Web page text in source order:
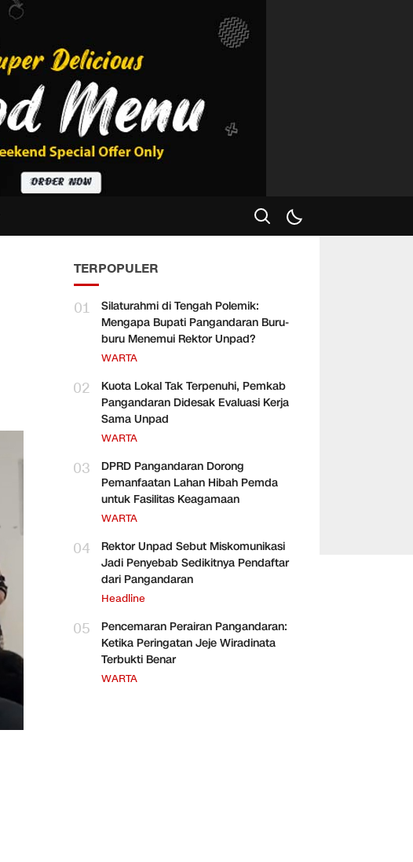
TERPOPULER
01
Silaturahmi di Tengah Polemik:
Mengapa Bupati Pangandaran Buru-
buru Menemui Rektor Unpad?
WARTA
02
Kuota Lokal Tak Terpenuhi, Pemkab
Pangandaran Didesak Evaluasi Kerja
Sama Unpad
WARTA
03
DPRD Pangandaran Dorong
Pemanfaatan Lahan Hibah Pemda
untuk Fasilitas Keagamaan
WARTA
04
Rektor Unpad Sebut Miskomunikasi
Jadi Penyebab Sedikitnya Pendaftar
dari Pangandaran
Headline
05
Pencemaran Perairan Pangandaran:
Ketika Peringatan Jeje Wiradinata
Terbukti Benar
WARTA